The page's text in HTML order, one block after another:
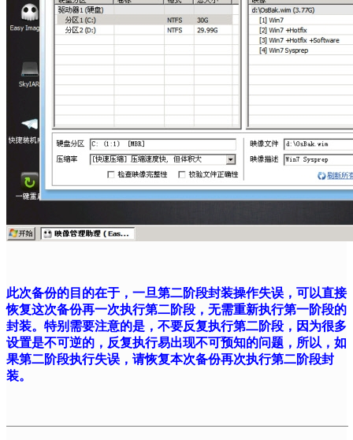
此次备份的目的在于，一旦第二阶段封装操作失误，可以直接
恢复这次备份再一次执行第二阶段，无需重新执行第一阶段的
封装。特别需要注意的是，不要反复执行第二阶段，因为很多
设置是不可逆的，反复执行易出现不可预知的问题，所以，如
果第二阶段执行失误，请恢复本次备份再次执行第二阶段封
装。